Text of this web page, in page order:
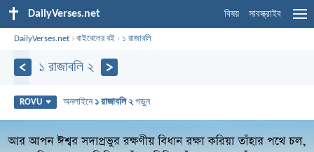
DailyVerses.net বিষয় সাবস্ক্রাইব
DailyVerses.net ›বাইবেলের বই › ১ রাজাবলি
১ রাজাবলি ২
ROVU অনলাইনে ১ রাজাবলি ২ পড়ুন